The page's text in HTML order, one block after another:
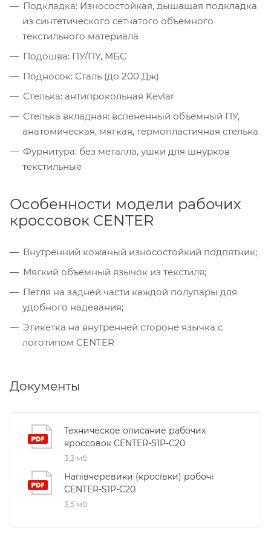
Подкладка: Износостойкая, дышащая подкладка
из синтетического сетчатого объемного
текстильного материала
Подошва: ПУ/ПУ, МБС
Подносок: Сталь (до 200 Дж)
Стелька: антипрокольная Kevlar
Стелька вкладная: вспененный объемный ПУ,
анатомическая, мягкая, термопластичная стелька
Фурнитура: без металла, ушки для шнурков
текстильные
Особенности модели рабочих
кроссовок CENTER
Внутренний кожаный износостойкий подпятник;
Мягкий объемный язычок из текстиля;
Петля на задней части каждой полупары для
удобного надевания;
Этикетка на внутренней стороне язычка с
логотипом CENTER
Документы
Техническое описание рабочих
кроссовок CENTER-S1P-C20
3,3 мб
Напівчеревики (кросівки) робочі
CENTER-S1P-C20
3,5 мб